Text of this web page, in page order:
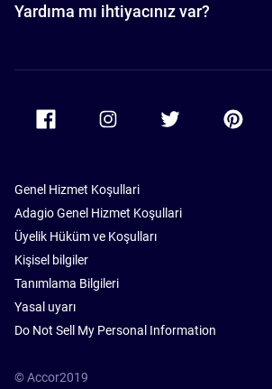
Yardıma mı ihtiyacınız var?
Accor Facebook Accor TwitterAccor
Genel Hizmet Koşullari
Adagio Genel Hizmet Koşullari
Üyelik Hüküm ve Koşulları
Kişisel bilgiler
Tanımlama Bilgileri
Yasal uyarı
Do Not Sell My Personal Information
© Accor2019